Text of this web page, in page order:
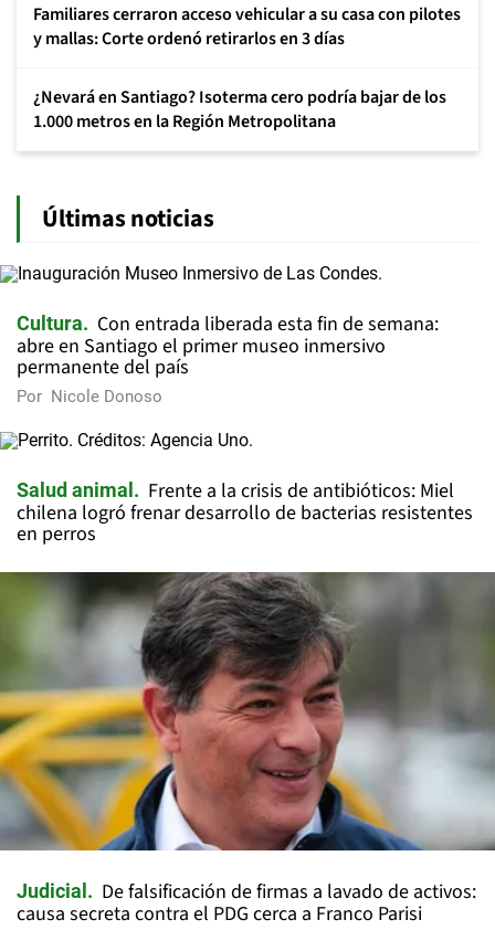
Familiares cerraron acceso vehicular a su casa con pilotes
y mallas: Corte ordenó retirarlos en 3 días
¿Nevará en Santiago? Isoterma cero podría bajar de los
1.000 metros en la Región Metropolitana
Últimas noticias
Cultura
Con entrada liberada esta fin de semana:
abre en Santiago el primer museo inmersivo
permanente del país
Por Nicole Donoso
Salud animal
Frente a la crisis de antibióticos: Miel
chilena logró frenar desarrollo de bacterias resistentes
en perros
Judicial
De falsificación de firmas a lavado de activos:
causa secreta contra el PDG cerca a Franco Parisi